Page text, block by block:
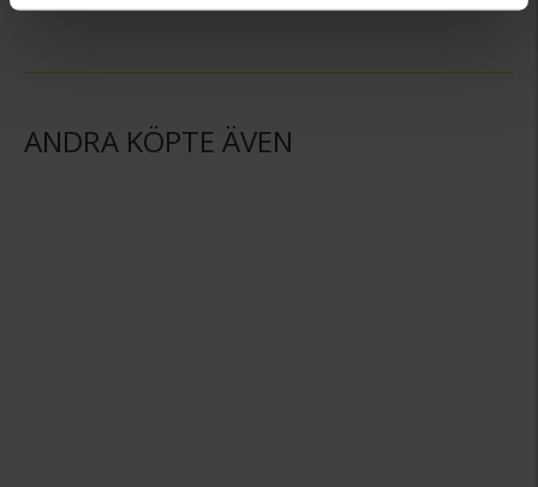
ANDRA KÖPTE ÄVEN